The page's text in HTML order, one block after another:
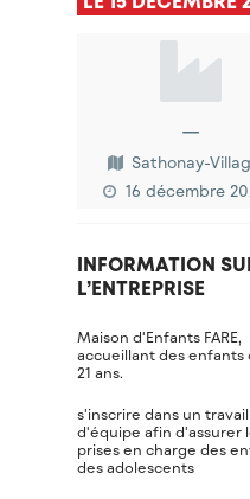
—
Sathonay-
16 décembre
INFORMATION
L’ENTREPRISE
Maison d'Enfants FARE,
accueillant des enfants
21 ans.
s'inscrire dans un travail
d'équipe afin d'assurer
prises en charge des
des adolescents